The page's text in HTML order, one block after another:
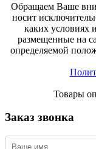
Обращаем Ваше
носит
каких
размещенные на
определяемой
Товары
Заказ звонка